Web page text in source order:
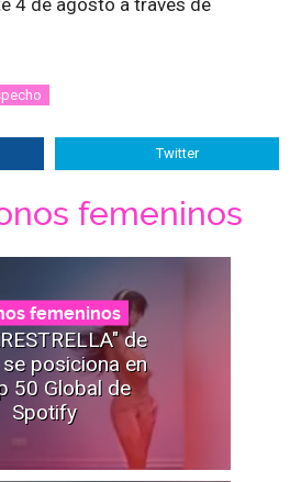
Twitter
femeninos
femeninos
de
posiciona en
50 Global de
Spotify